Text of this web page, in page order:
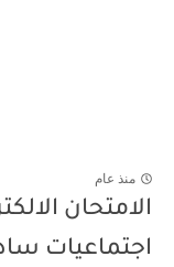
منذ عام
الامتحان
اجتماعيات